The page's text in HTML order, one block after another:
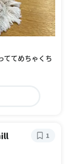
ててめちゃくち
1